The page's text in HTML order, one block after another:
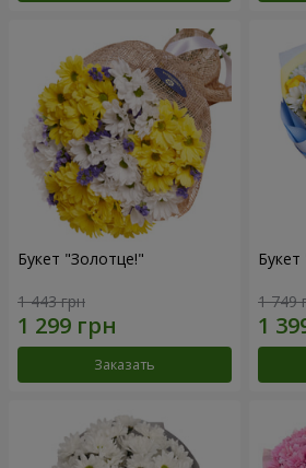
Букет "Золотце!"
1 443 грн
Заказать
1 749